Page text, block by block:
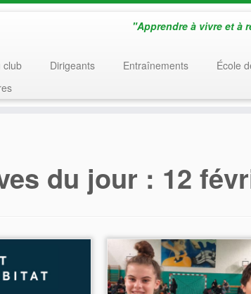
"Apprendre à vivre et à
club Dirigeants Entraînements École
du jour : 12